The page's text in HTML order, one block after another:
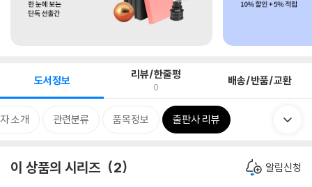
도서정보 리뷰/한줄평
0 배송/반품/교환
소개 관련분류 품목정보 출판사 리뷰
이 상품의 시리즈 2 알림신청